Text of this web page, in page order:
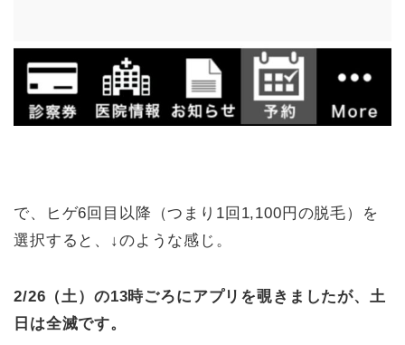
で、ヒゲ6回目以降（つまり1回1,100円の脱毛）を
選択すると、↓のような感じ。
2/26（土）の13時ごろにアプリを覗きましたが、土
日は全滅です。